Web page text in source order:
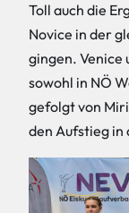
Toll auch die
Novice in der
gingen. Venice
sowohl in NÖ
gefolgt von
den Aufstieg in